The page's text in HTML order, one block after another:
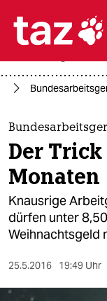

themen
politik
öko
gesellschaft
sport
krieg in der
Der Trick
Monaten
Knausrige
dürfen unter
Weihnachtsgeld
25.5.2016 19:49 Uhr